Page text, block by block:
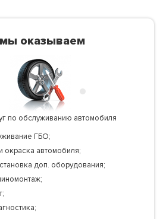
мы оказываем
по обслуживанию автомобиля
ГБО;
окраска автомобиля;
доп. оборудования;